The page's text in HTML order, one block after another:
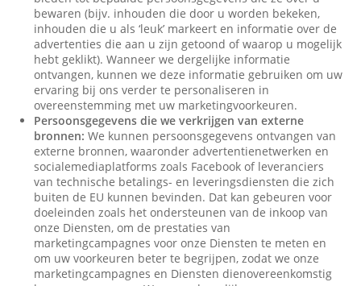
bewaren (bijv. inhouden die door u worden bekeken,
inhouden die u als ‘leuk’ markeert en informatie over de
advertenties die aan u zijn getoond of waarop u mogelijk
hebt geklikt). Wanneer we dergelijke informatie
ontvangen, kunnen we deze informatie gebruiken om uw
ervaring bij ons verder te personaliseren in
overeenstemming met uw marketingvoorkeuren.
Persoonsgegevens die we verkrijgen van externe
bronnen: We kunnen persoonsgegevens ontvangen van
externe bronnen, waaronder advertentienetwerken en
socialemediaplatforms zoals Facebook of leveranciers
van technische betalings- en leveringsdiensten die zich
buiten de EU kunnen bevinden. Dat kan gebeuren voor
doeleinden zoals het ondersteunen van de inkoop van
onze Diensten, om de prestaties van
marketingcampagnes voor onze Diensten te meten en
om uw voorkeuren beter te begrijpen, zodat we onze
marketingcampagnes en Diensten dienovereenkomstig